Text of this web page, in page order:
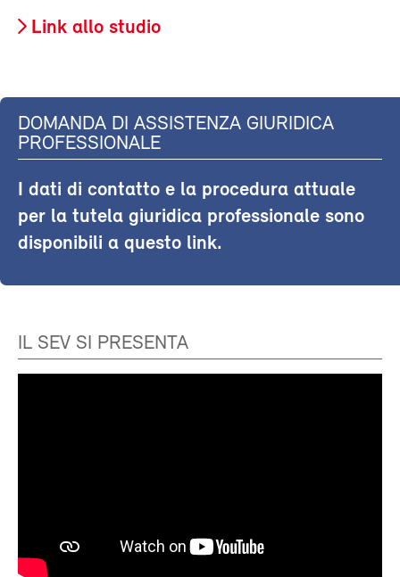
Link allo studio
DOMANDA DI ASSISTENZA GIURIDICA
PROFESSIONALE
I dati di contatto e la procedura attuale
per la tutela giuridica professionale sono
disponibili a questo link.
IL SEV SI PRESENTA